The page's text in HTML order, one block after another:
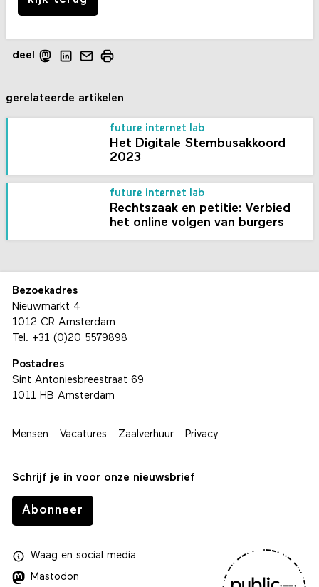
deel
gerelateerde artikelen
future internet lab
Het Digitale Stembusakkoord
2023
future internet lab
Rechtszaak en petitie: Verbied
het online volgen van burgers
Bezoekadres
Nieuwmarkt 4
1012 CR Amsterdam
Tel. +31 (0)20 5579898
Postadres
Sint Antoniesbreestraat 69
1011 HB Amsterdam
Mensen Vacatures Zaalverhuur Privacy
Schrijf je in voor onze nieuwsbrief
Abonneer
Waagen social media
Mastodon